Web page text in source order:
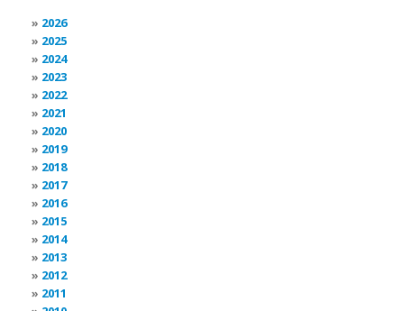
2026
2025
2024
2023
2022
2021
2020
2019
2018
2017
2016
2015
2014
2013
2012
2011